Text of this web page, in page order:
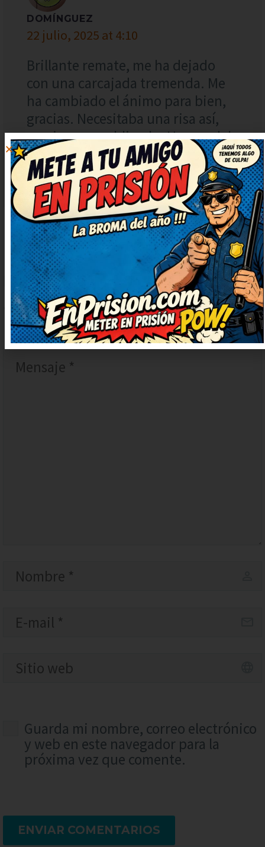
DOMÍNGUEZ
22 julio, 2025 at 4:10
Brillante remate, me ha dejado
con una carcajada tremenda. Me
ha cambiado el ánimo para bien,
gracias. Necesitaba una risa así,
gracias por publicarlo. Humor del
bueno, con gracia y sin ofender a
nadie.
DEJAR UN
COMENTARIO
Guarda mi nombre, correo electrónico
y web en este navegador para la
próxima vez que comente.
ENVIAR COMENTARIOS